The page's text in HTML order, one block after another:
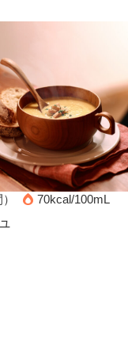
70kcal/100mL